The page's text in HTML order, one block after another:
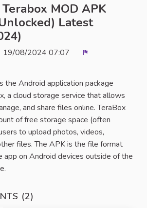
MOD APK
Latest
19/08/2024 07:07
externe)
the Android application package
a cloud storage service that allows
and share files online. TeraBox
of free storage space (often
to upload photos, videos,
files. The APK is the file format
app on Android devices outside of the
(2)